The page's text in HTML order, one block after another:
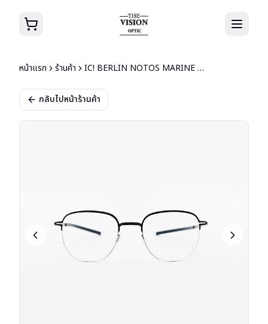
หน้าแรก ร้านค้า IC! BERLIN NOTOS MARINE BLUE/GRAPHITE
กลับไปหน้าร้านค้า